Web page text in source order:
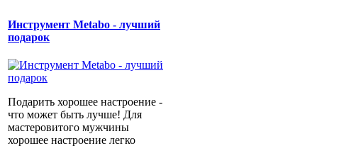
Инструмент Metabo - лучший
подарок
Подарить хорошее настроение -
что может быть лучше! Для
мастеровитого мужчины
хорошее настроение легко